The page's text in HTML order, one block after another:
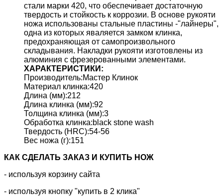
стали марки 420, что обеспечивает достаточную
твердость и стойкость к коррозии. В основе рукояти
ножа использованы стальные пластины -"лайнеры",
одна из которых яваляется замком клинка,
предохраняющая от самопроизвольного
складывания. Накладки рукояти изготовлены из
алюминия с фрезерованными элементами.
ХАРАКТЕРИСТИКИ:
Производитель:Мастер Клинок
Материал клинка:420
Длина (мм):212
Длина клинка (мм):92
Толщина клинка (мм):3
Обработка клинка:black stone wash
Твердость (HRC):54-56
Вес ножа (г):151
КАК CДЕЛАТЬ ЗАКАЗ И КУПИТЬ НОЖ
- используя корзину сайта
- используя кнопку "купить в 2 клика"